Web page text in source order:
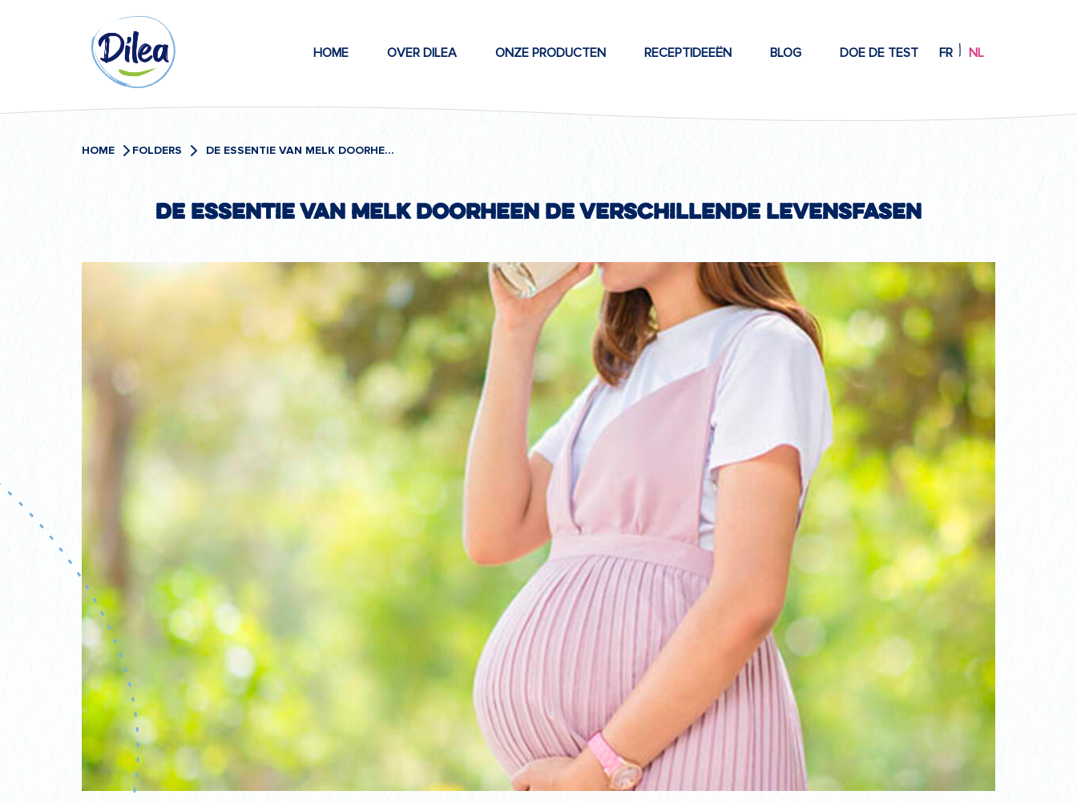
Dilea
Zero
Lactose
HOME OVER DILEA ONZE PRODUCTEN RECEPTIDEEËN BLOG DOE DE TEST FR NL
HOME FOLDERS DE ESSENTIE VAN MELK DOORHEEN DE VERSCHILLENDE LEVENSFASEN
De essentie van melk doorheen de verschillende levensfasen